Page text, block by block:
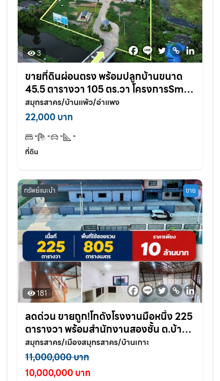
3
ขายที่ดินผ่อนตรง พร้อมปลูกบ้านขนาด
45.5 ตารางวา 105 ตร.วา โครงการSmile
land อำแพง สวนส้ม สมุทรสาคร
สมุทรสาคร/บ้านแพ้ว/อำแพง
22,000 บาท
- - -
-
ที่ดิน
ทรัพย์แนะนำ ขาย
181
ลดด่วน ขายถูก!โกดังโรงงานมือหนึ่ง 225
ตารางวา พร้อมสำนักงานสองชั้น ต.บ้าน
เกาะ อ.เมือง จ.สมุทรสาคร
สมุทรสาคร/เมืองสมุทรสาคร/บ้านเกาะ
11,000,000 บาท
10,000,000 บาท